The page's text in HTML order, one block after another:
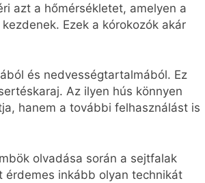
azt a hőmérsékletet, amelyen a
Ezek a kórokozók akár
és nedvességtartalmából. Ez
Az ilyen hús könnyen
hanem a további felhasználást is
olvadása során a sejtfalak
érdemes inkább olyan technikát